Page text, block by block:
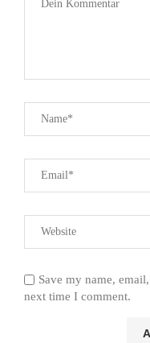
Save my name,
next time I comment.